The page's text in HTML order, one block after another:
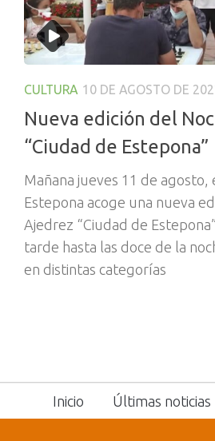
CULTURA 10 DE AGOSTO DE
Nueva edición del
“Ciudad de Estepona”
Mañana jueves 11 de
Estepona acoge una nueva
Ajedrez “Ciudad de
tarde hasta las doce de la
en distintas categorías
Inicio Últimas noticias